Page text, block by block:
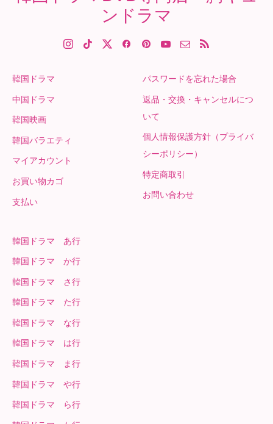
ンドラマ
韓国ドラマ
中国ドラマ
韓国映画
韓国バラエティ
マイアカウント
お買い物カゴ
支払い
パスワードを忘れた場合
返品・交換・キャンセルにつ
いて
個人情報保護方針（プライバ
シーポリシー）
特定商取引
お問い合わせ
韓国ドラマ あ行
韓国ドラマ か行
韓国ドラマ さ行
韓国ドラマ た行
韓国ドラマ な行
韓国ドラマ は行
韓国ドラマ ま行
韓国ドラマ や行
韓国ドラマ ら行